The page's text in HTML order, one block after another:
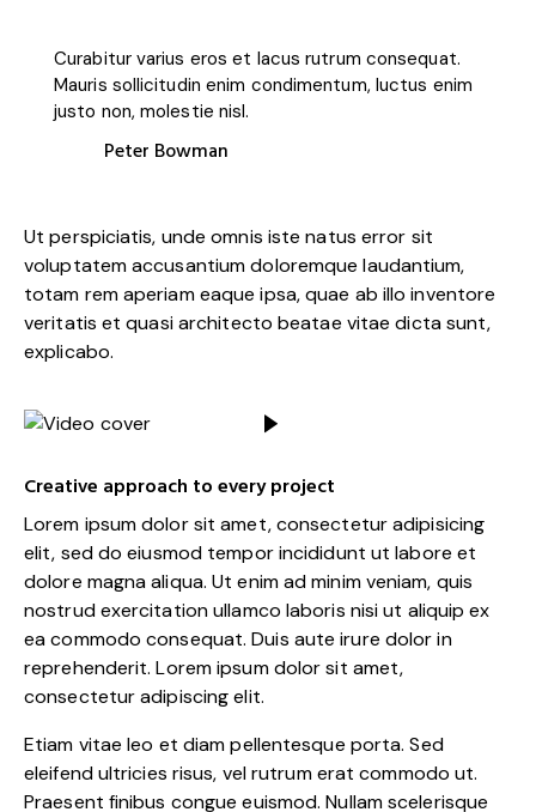
Curabitur varius eros et lacus rutrum consequat.
Mauris sollicitudin enim condimentum, luctus enim
justo non, molestie nisl.
Peter Bowman
Ut perspiciatis, unde omnis iste natus error sit
voluptatem accusantium doloremque laudantium,
totam rem aperiam eaque ipsa, quae ab illo inventore
veritatis et quasi architecto beatae vitae dicta sunt,
explicabo.
Creative approach to every project
Lorem ipsum dolor sit amet, consectetur adipisicing
elit, sed do eiusmod tempor incididunt ut labore et
dolore magna aliqua. Ut enim ad minim veniam, quis
nostrud exercitation ullamco laboris nisi ut aliquip ex
ea commodo consequat. Duis aute irure dolor in
reprehenderit. Lorem ipsum dolor sit amet,
consectetur adipiscing elit.
Etiam vitae leo et diam pellentesque porta. Sed
eleifend ultricies risus, vel rutrum erat commodo ut.
Praesent finibus congue euismod. Nullam scelerisque